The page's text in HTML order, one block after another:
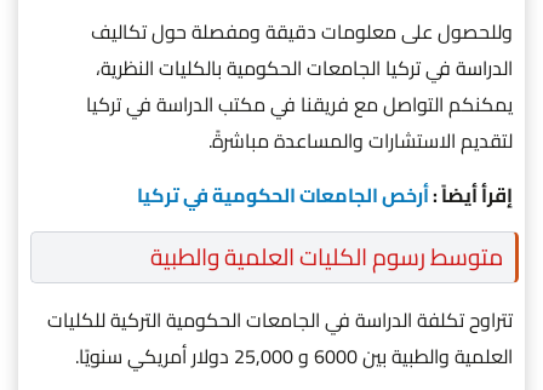
وللحصول على معلومات دقيقة ومفصلة حول تكاليف
الدراسة في تركيا الجامعات الحكومية بالكليات النظرية،
يمكنكم التواصل مع فريقنا في مكتب الدراسة في تركيا
لتقديم الاستشارات والمساعدة مباشرةً.
إقرأ أيضاً :أرخص الجامعات الحكومية في تركيا
متوسط رسوم الكليات العلمية والطبية
تتراوح تكلفة الدراسة في الجامعات الحكومية التركية للكليات
العلمية والطبية بين 6000 و 25,000 دولار أمريكي سنويًا.